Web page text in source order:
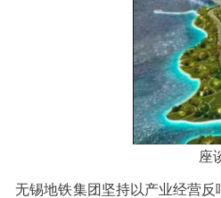
座
无锡地铁集团坚持以产业经营反